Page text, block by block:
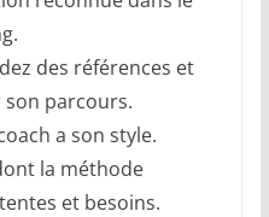
des références et
son parcours.
a son style.
la méthode
et besoins.